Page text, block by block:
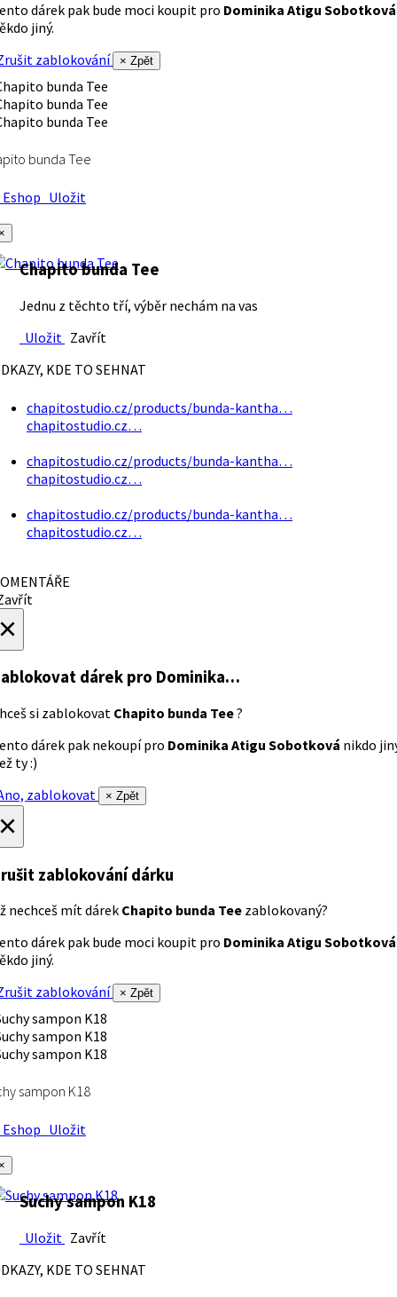
dárek pak bude moci koupit pro Dominika Atigu Sobotková
jiný.
zablokování
× Zpět
bunda Tee
Uložit
Chapito bunda Tee
Jednu z těchto tří, výběr nechám na vas
Uložit Zavřít
KDE TO SEHNAT
chapitostudio.cz/products/bunda-kantha…
chapitostudio.cz…
chapitostudio.cz/products/bunda-kantha…
chapitostudio.cz…
chapitostudio.cz/products/bunda-kantha…
chapitostudio.cz…
dárek pro Dominika…
si zablokovat Chapito bunda Tee?
dárek pak nekoupí pro Dominika Atigu Sobotková nikdo
ty :)
zablokovat
× Zpět
zablokování dárku
nechceš mít dárek Chapito bunda Tee zablokovaný?
dárek pak bude moci koupit pro Dominika Atigu Sobotková
jiný.
zablokování
× Zpět
sampon K18
Uložit
Suchy sampon K18
Uložit Zavřít
KDE TO SEHNAT